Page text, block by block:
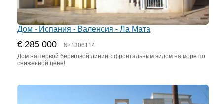
Дом - Испания - Валенсия - Ла Мата
€ 285 000 № 1306114
Дом на первой береговой линии с фронтальным видом на море по
сниженной цене!